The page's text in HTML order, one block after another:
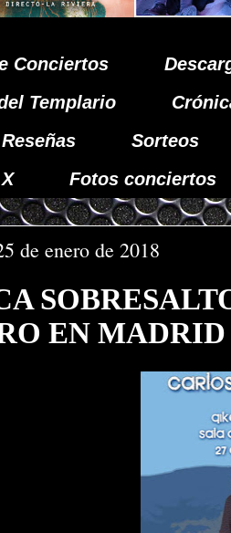
Conciertos
Templario
Reseñas Sorteos
X Fotos conciertos
de enero de 2018
EN MADRID